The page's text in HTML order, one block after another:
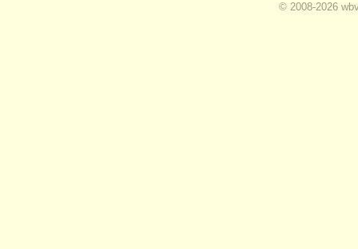
© 2008-2026